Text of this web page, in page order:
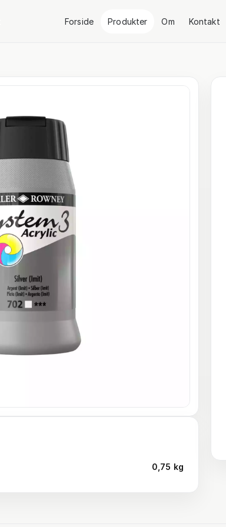
Forside Produkter Om Kontakt
0,75 kg